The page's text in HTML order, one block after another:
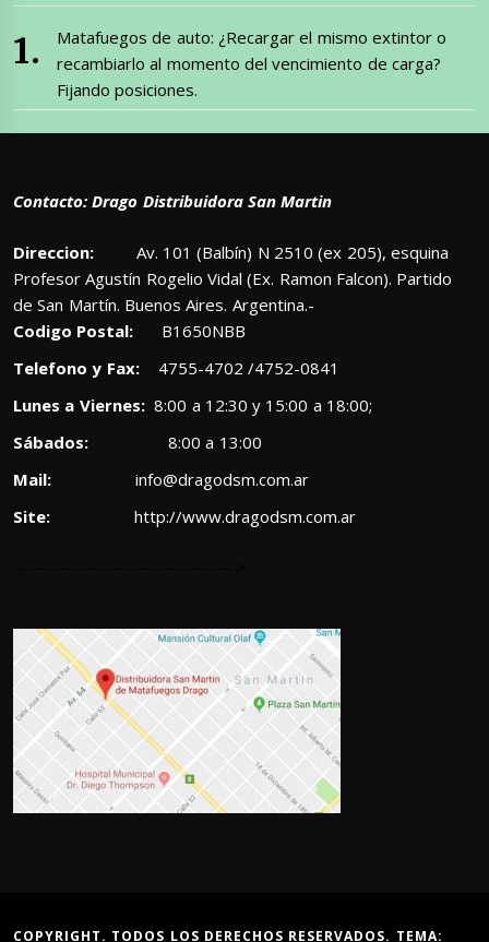
Matafuegos de auto: ¿Recargar el mismo extintor o
recambiarlo al momento del vencimiento de carga?
Fijando posiciones.
Contacto: Drago Distribuidora San Martin
Direccion: Av. 101 (Balbín) N 2510 (ex 205), esquina
Profesor Agustín Rogelio Vidal (Ex. Ramon Falcon). Partido
de San Martín. Buenos Aires. Argentina.-
Codigo Postal: B1650NBB
Telefono y Fax:4755-4702 /4752-0841
Lunes a Viernes:8:00 a 12:30 y 15:00 a 18:00;
Sábados: 8:00 a 13:00
Mail:
info@dragodsm.com.ar
Site:
http://www.dragodsm.com.ar
COPYRIGHT. TODOS LOS DERECHOS RESERVADOS. TEMA: